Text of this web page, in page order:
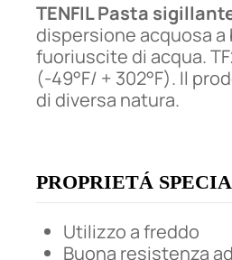
TENFIL Pasta
dispersione acquosa
fuoriuscite di acqua.
(-49°F/ + 302°F). Il
di diversa natura.
PROPRIETÁ
Utilizzo a freddo
Buona resistenza ad